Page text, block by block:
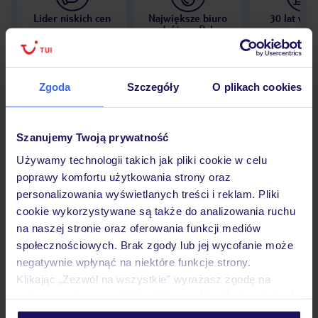
Zgoda Szczegóły O plikach cookies
Szanujemy Twoją prywatność
Używamy technologii takich jak pliki cookie w celu
poprawy komfortu użytkowania strony oraz
personalizowania wyświetlanych treści i reklam. Pliki
cookie wykorzystywane są także do analizowania ruchu
na naszej stronie oraz oferowania funkcji mediów
społecznościowych. Brak zgody lub jej wycofanie może
negatywnie wpłynąć na niektóre funkcje strony.
Klikając „Zezwól na wszystkie” wyrażasz zgodę na
personalizować swój wybór wchodząc w zakładkę
Lider niskich cen
Największe biuro
podróży w Polsce
30 lat w
Opinie
Pokoje
Wyżywienie